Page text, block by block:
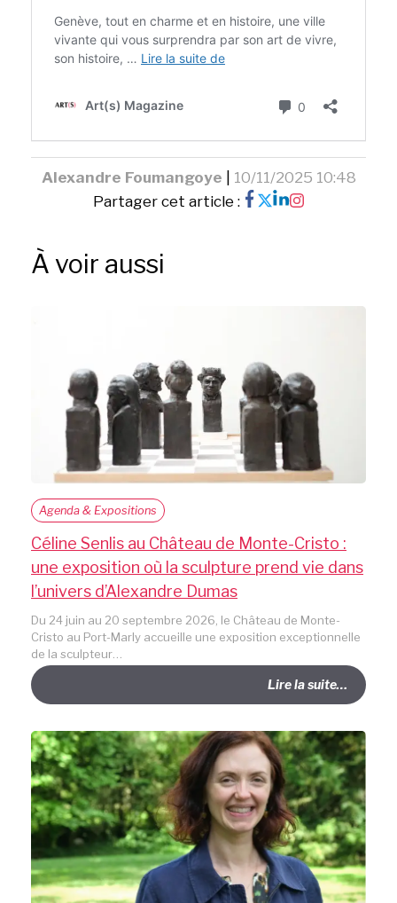
Alexandre Foumangoye
10/11/2025 10:48
Partager cet article :
À voir aussi
Agenda & Expositions
Céline Senlis au Château de Monte-Cristo :
une exposition où la sculpture prend vie dans
l’univers d’Alexandre Dumas
Du 24 juin au 20 septembre 2026, le Château de Monte-
Cristo au Port-Marly accueille une exposition exceptionnelle
de la sculpteur…
Lire la suite…